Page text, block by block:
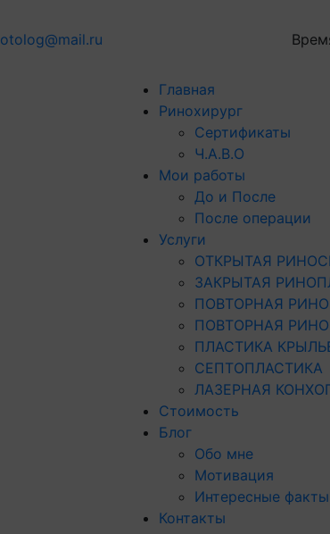
otolog@mail.ru
Главная
Ринохирург
Сертификаты
Ч.А.В.О
Мои работы
До и После
После операции
Услуги
ОТКРЫТАЯ
ЗАКРЫТАЯ
ПОВТОРНАЯ
ПОВТОРНАЯ
ПЛАСТИКА
СЕПТОПЛАСТИКА
ЛАЗЕРНАЯ
Стоимость
Блог
Обо мне
Мотивация
Интересные факты
Контакты